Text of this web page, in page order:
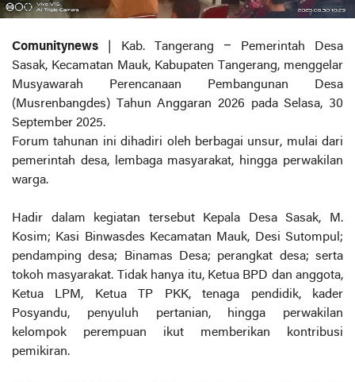
Comunitynews | Kab. Tangerang – Pemerintah Desa
Sasak, Kecamatan Mauk, Kabupaten Tangerang, menggelar
Musyawarah Perencanaan Pembangunan Desa
(Musrenbangdes) Tahun Anggaran 2026 pada Selasa, 30
September 2025.
Forum tahunan ini dihadiri oleh berbagai unsur, mulai dari
pemerintah desa, lembaga masyarakat, hingga perwakilan
warga.
Hadir dalam kegiatan tersebut Kepala Desa Sasak, M.
Kosim; Kasi Binwasdes Kecamatan Mauk, Desi Sutompul;
pendamping desa; Binamas Desa; perangkat desa; serta
tokoh masyarakat. Tidak hanya itu, Ketua BPD dan anggota,
Ketua LPM, Ketua TP PKK, tenaga pendidik, kader
Posyandu, penyuluh pertanian, hingga perwakilan
kelompok perempuan ikut memberikan kontribusi
pemikiran.